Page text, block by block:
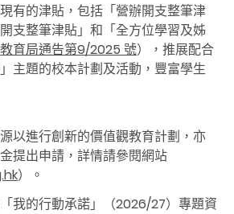
有的津貼，包括「營辦開支整筆津
支整筆津貼」和「全方位學習及姊
教育局通告第9/2025 號），推展配合
」主題的校本計劃及活動，豐富學生
以進行創新的價值觀教育計劃，亦
提出申請，詳情請參閱網站
）。
我的行動承諾」（2026/27）專題資